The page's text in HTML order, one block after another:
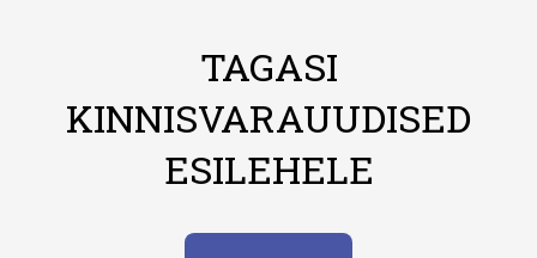
TAGASI
KINNISVARAUUDISED
ESILEHELE